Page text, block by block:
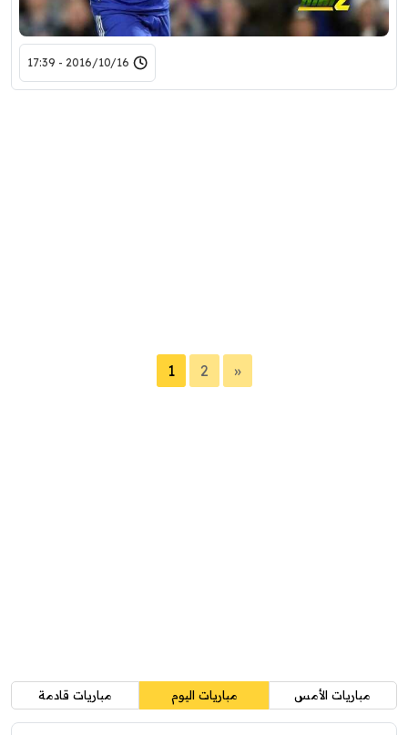
2016/10/16 - 17:39
1 2 »
مباريات الأمس مباريات اليوم مباريات قادمة